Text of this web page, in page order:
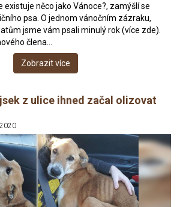
existuje něco jako Vánoce?, zamýšlí se
psa. O jednom vánočním zázraku,
jsme vám psali minulý rok (více zde).
člena…
Zobrazit více
z ulice ihned začal olizovat